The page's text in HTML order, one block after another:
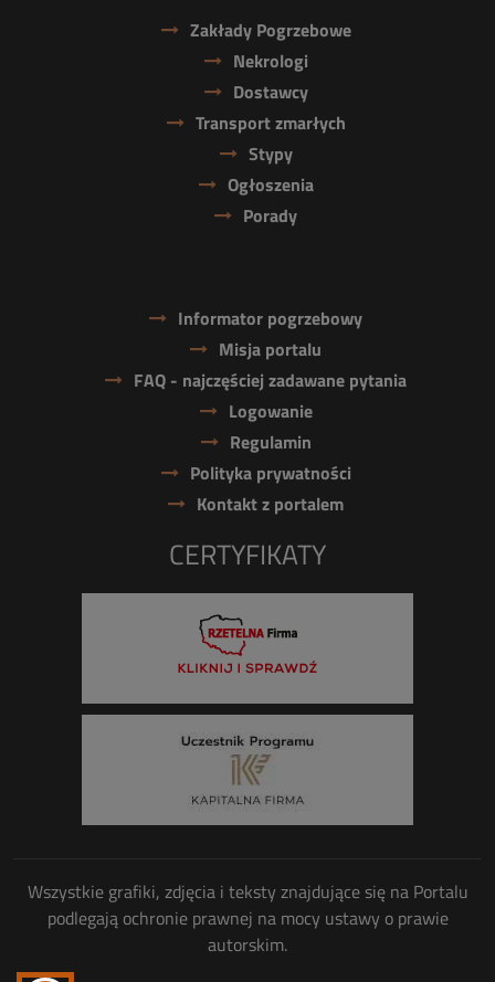
Zakłady Pogrzebowe
Nekrologi
Dostawcy
Transport zmarłych
Stypy
Ogłoszenia
Porady
Informator pogrzebowy
Misja portalu
FAQ - najczęściej zadawane pytania
Logowanie
Regulamin
Polityka prywatności
Kontakt z portalem
CERTYFIKATY
Wszystkie grafiki, zdjęcia i teksty znajdujące się na Portalu
podlegają ochronie prawnej na mocy ustawy o prawie
autorskim.